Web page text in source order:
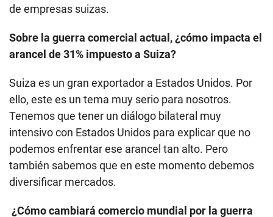
de empresas suizas.
Sobre la guerra comercial actual, ¿cómo impacta el
arancel de 31% impuesto a Suiza?
Suiza es un gran exportador a Estados Unidos. Por
ello, este es un tema muy serio para nosotros.
Tenemos que tener un diálogo bilateral muy
intensivo con Estados Unidos para explicar que no
podemos enfrentar ese arancel tan alto. Pero
también sabemos que en este momento debemos
diversificar mercados.
¿Cómo cambiará comercio mundial por la guerra